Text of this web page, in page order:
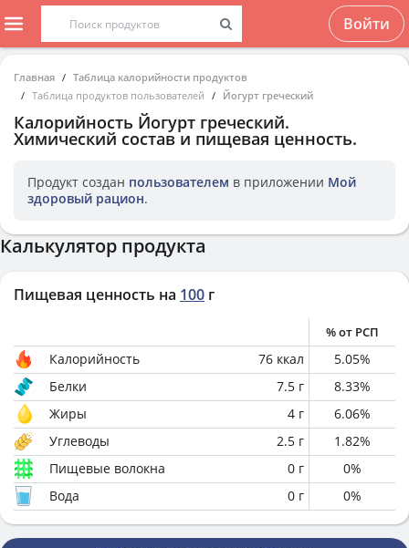
Войти
Главная
Таблица калорийности продуктов
Таблица продуктов пользователей
Йогурт греческий
Калорийность Йогурт греческий.
Химический состав и пищевая ценность.
Продукт создан пользователем в приложении Мой
здоровый рацион.
Калькулятор продукта
Пищевая ценность на 100 г
% от РСП
Калорийность 76 ккал 5.05%
Белки
7.5 г 8.33%
Жиры
4 г 6.06%
Углеводы
2.5 г 1.82%
Пищевые волокна
0 г 0%
Вода
0 г 0%